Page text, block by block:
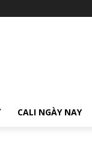
CALI NGÀY NAY